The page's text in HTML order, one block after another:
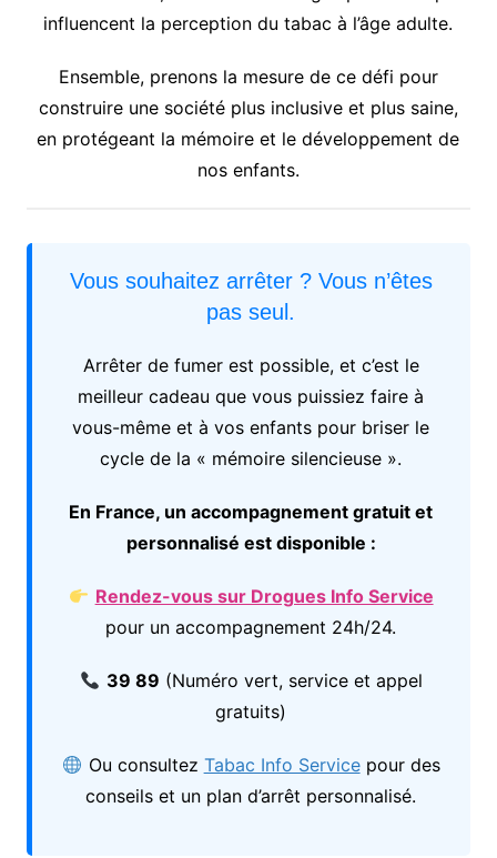
influencent la perception du tabac à l’âge adulte.
Ensemble, prenons la mesure de ce défi pour
construire une société plus inclusive et plus saine,
en protégeant la mémoire et le développement de
nos enfants.
Vous souhaitez arrêter ? Vous n’êtes
pas seul.
Arrêter de fumer est possible, et c’est le
meilleur cadeau que vous puissiez faire à
vous-même et à vos enfants pour briser le
cycle de la « mémoire silencieuse ».
En France, un accompagnement gratuit et
personnalisé est disponible :
Rendez-vous sur Drogues Info Service
pour un accompagnement 24h/24.
39 89 (Numéro vert, service et appel
gratuits)
Ou consultez Tabac Info Servicepour des
conseils et un plan d’arrêt personnalisé.